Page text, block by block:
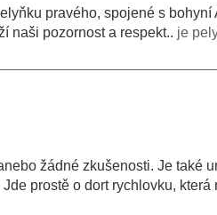
pravého, spojené s bohyní
naši pozornost a respekt.. je
žádné zkušenosti. Je také
prostě o dort rychlovku,